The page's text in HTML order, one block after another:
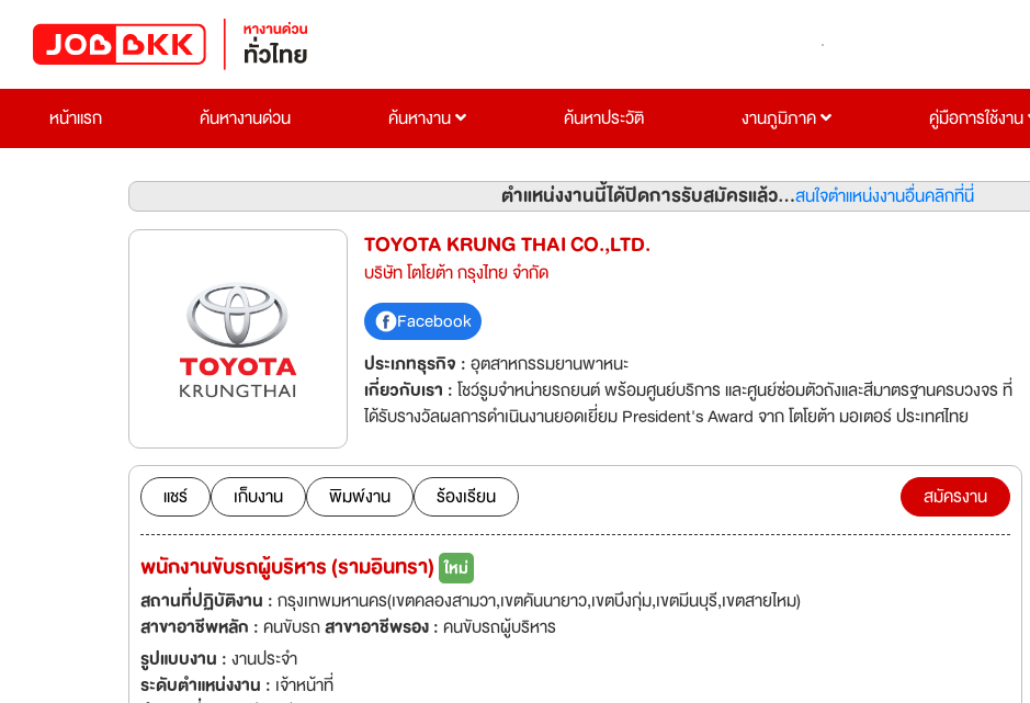
หน้าแรก
ค้นหางานด่วน ค้นหางาน ค้นหาประวัติ งานภูมิภาค คู่มือการใช้งาน
ตำแหน่งงานนี้ได้ปิดการรับสมัครแล้ว...สนใจตำแหน่งงานอื่นคลิกที่นี่
TOYOTA KRUNG THAI CO.,LTD.
บริษัท โตโยต้า กรุงไทย จำกัด
Facebook
ประเภทธุรกิจ :อุตสาหกรรมยานพาหนะ
เกี่ยวกับเรา :โชว์รูมจำหน่ายรถยนต์ พร้อมศูนย์บริการ และศูนย์ซ่อมตัวถังและสีมาตรฐานครบวงจร ที่
ได้รับรางวัลผลการดำเนินงานยอดเยี่ยม President's Award จาก โตโยต้า มอเตอร์ ประเทศไทย
แชร์ เก็บงาน พิมพ์งาน ร้องเรียน สมัครงาน
พนักงานขับรถผู้บริหาร (รามอินทรา) ใหม่
สถานที่ปฏิบัติงาน :กรุงเทพมหานคร(เขตคลองสามวา,เขตคันนายาว,เขตบึงกุ่ม,เขตมีนบุรี,เขตสายไหม)
สาขาอาชีพหลัก :คนขับรถสาขาอาชีพรอง :คนขับรถผู้บริหาร
รูปแบบงาน :งานประจำ
ระดับตำแหน่งงาน : เจ้าหน้าที่